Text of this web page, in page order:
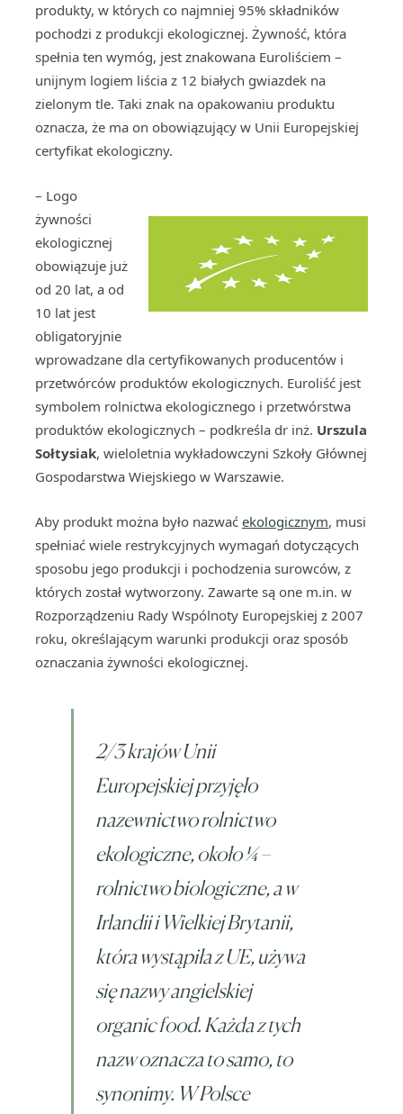
produkty, w których co najmniej 95% składników
pochodzi z produkcji ekologicznej. Żywność, która
spełnia ten wymóg, jest znakowana Euroliściem –
unijnym logiem liścia z 12 białych gwiazdek na
zielonym tle. Taki znak na opakowaniu produktu
oznacza, że ma on obowiązujący w Unii Europejskiej
certyfikat ekologiczny.
– Logo
żywności
ekologicznej
obowiązuje już
od 20 lat, a od
10 lat jest
obligatoryjnie
wprowadzane dla certyfikowanych producentów i
przetwórców produktów ekologicznych. Euroliść jest
symbolem rolnictwa ekologicznego i przetwórstwa
produktów ekologicznych – podkreśla dr inż. Urszula
Sołtysiak, wieloletnia wykładowczyni Szkoły Głównej
Gospodarstwa Wiejskiego w Warszawie.
Aby produkt można było nazwać ekologicznym, musi
spełniać wiele restrykcyjnych wymagań dotyczących
sposobu jego produkcji i pochodzenia surowców, z
których został wytworzony. Zawarte są one m.in. w
Rozporządzeniu Rady Wspólnoty Europejskiej z 2007
roku, określającym warunki produkcji oraz sposób
oznaczania żywności ekologicznej.
2/3 krajów Unii
Europejskiej przyjęło
nazewnictwo rolnictwo
ekologiczne, około ¼ –
rolnictwo biologiczne, a w
Irlandii i Wielkiej Brytanii,
która wystąpiła z UE, używa
się nazwy angielskiej
organic food. Każda z tych
nazw oznacza to samo, to
synonimy. W Polsce